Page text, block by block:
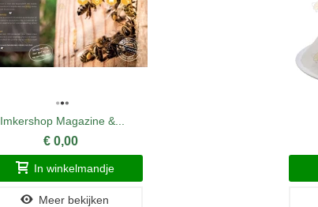
Imkershop Magazine &...
€ 0,00
In winkelmandje
Meer bekijken